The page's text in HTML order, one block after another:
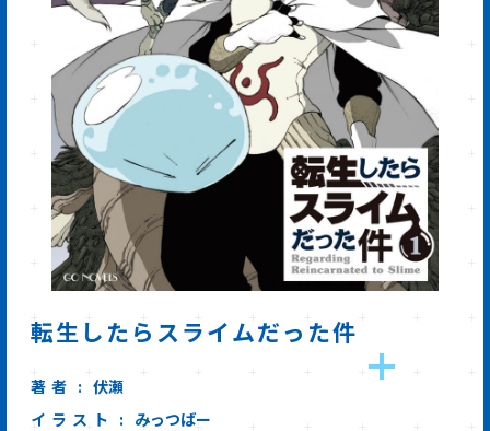
転生したらスライムだった件
著者
伏瀬
イラスト
みっつばー